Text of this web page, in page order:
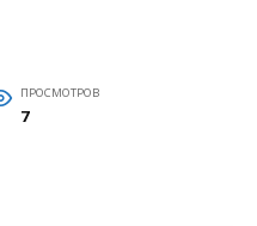
ПРОСМОТРОВ
7